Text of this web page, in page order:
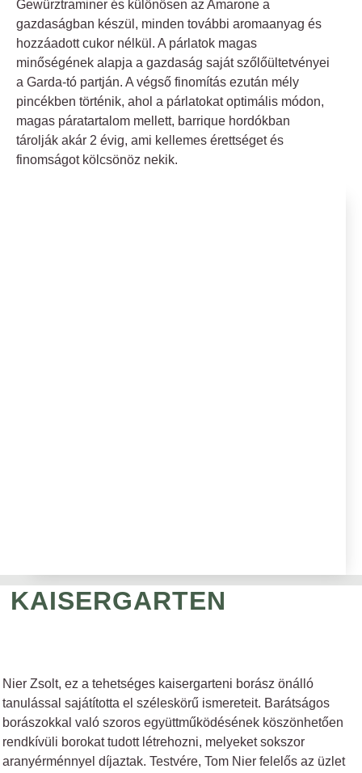
Gewürztraminer és különösen az Amarone a
gazdaságban készül, minden további aromaanyag és
hozzáadott cukor nélkül. A párlatok magas
minőségének alapja a gazdaság saját szőlőültetvényei
a Garda-tó partján. A végső finomítás ezután mély
pincékben történik, ahol a párlatokat optimális módon,
magas páratartalom mellett, barrique hordókban
tárolják akár 2 évig, ami kellemes érettséget és
finomságot kölcsönöz nekik.
KAISERGARTEN
Nier Zsolt, ez a tehetséges kaisergarteni borász önálló
tanulással sajátította el széleskörű ismereteit. Barátságos
borászokkal való szoros együttműködésének köszönhetően
rendkívüli borokat tudott létrehozni, melyeket sokszor
aranyérménnyel díjaztak. Testvére, Tom Nier felelős az üzlet